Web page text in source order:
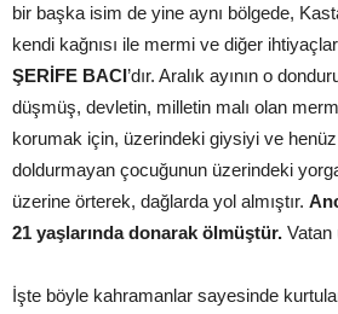
bir başka isim de yine aynı bölgede,
kendi kağnısı ile mermi ve diğer
ŞERİFE BACI’dır. Aralık ayının o
düşmüş, devletin, milletin malı olan
korumak için, üzerindeki giysiyi ve henüz
doldurmayan çocuğunun üzerindeki
üzerine örterek, dağlarda yol almıştır.
21 yaşlarında donarak ölmüştür. Vatan
İşte böyle kahramanlar sayesinde